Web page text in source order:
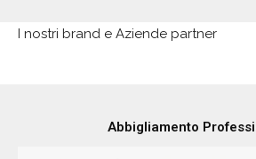
I nostri brand e Aziende partner
Abbigliamento